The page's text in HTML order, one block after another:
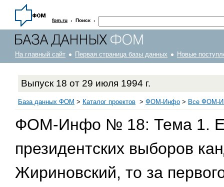
fom.ru · Поиск ·
На главный сайт Первая страница базы данных Новые
Выпуск 18 от 29 июля 1994 г.
База данных ФОМ > Каталог проектов > ФOM-Инфо > Все ФОМ-
ФОМ-Инфо № 18: Тема 1.
президентских выборов
Жириновский, то за